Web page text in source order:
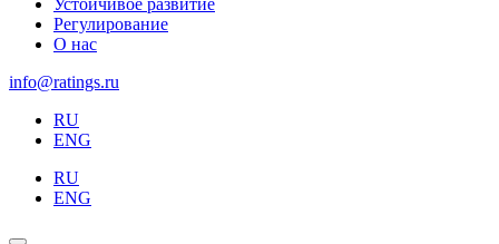
Устойчивое развитие
Регулирование
О нас
info@ratings.ru
RU
ENG
RU
ENG